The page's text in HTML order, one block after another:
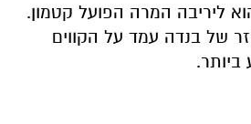
ליריבה המרה הפועל קטמון.
של בנדה עמד על הקווים
ביותר.